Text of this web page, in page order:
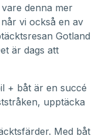
denna mer
vi också en av
Gotland
är dags att
+ båt är en succé
upptäcka
Med båt